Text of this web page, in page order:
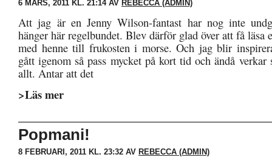
6 MARS, 2011 KL. 21:14 AV REBECCA (ADMIN)
Att jag är en Jenny Wilson-fantast har nog inte
hänger här regelbundet. Blev därför glad över att få läsa
med henne till frukosten i morse. Och jag blir
gått igenom så pass mycket på kort tid och ändå
allt. Antar att det
>Läs mer
Popmani!
8 FEBRUARI, 2011 KL. 23:32 AV REBECCA (ADMIN)